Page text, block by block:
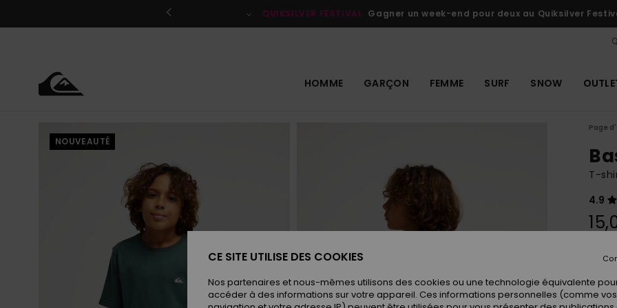
le
QUIKSILVER FESTIVAL Gagner un week-end pour deux au Quiksilver
HOMME GARÇON FEMME SURF SNOW
NOUVEAUTÉ
Page
T-
4.9
CE SITE UTILISE DES COOKIES
Nos partenaires et nous-mêmes utilisons des cookies ou une technologie équivalente
accéder à des informations sur votre appareil. Ces informations personnelles (comme